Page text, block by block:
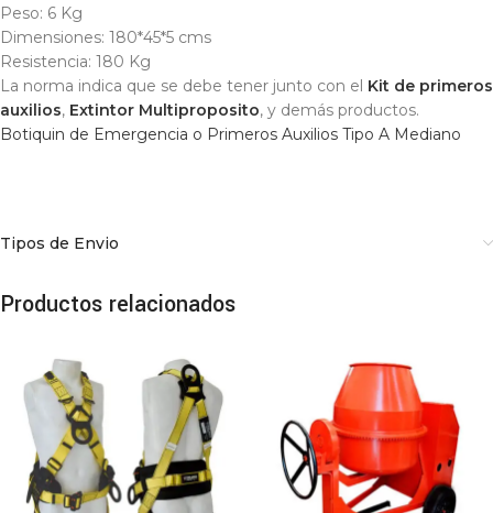
Peso: 6 Kg
Dimensiones: 180*45*5 cms
Resistencia: 180 Kg
La norma indica que se debe tener junto con el Kit de primeros
auxilios, Extintor Multiproposito, y demás productos.
Botiquin de Emergencia o Primeros Auxilios Tipo A Mediano
Tipos de Envio
Productos relacionados